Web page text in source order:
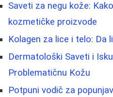
Saveti za negu kože:
kozmetičke proizvode
Kolagen za lice i telo: Da
Dermatološki Saveti i
Problematičnu Kožu
Potpuni vodič za